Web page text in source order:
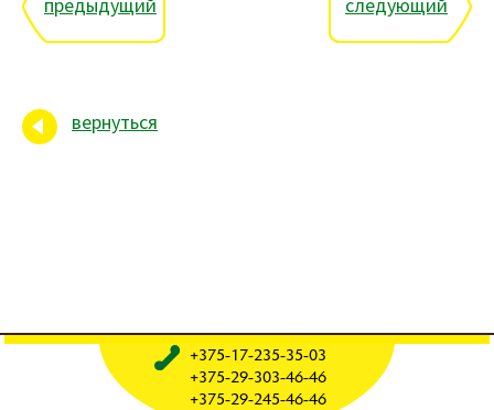
вернуться
+375-17-235-35-03
+375-29-303-46-46
+375-29-245-46-46